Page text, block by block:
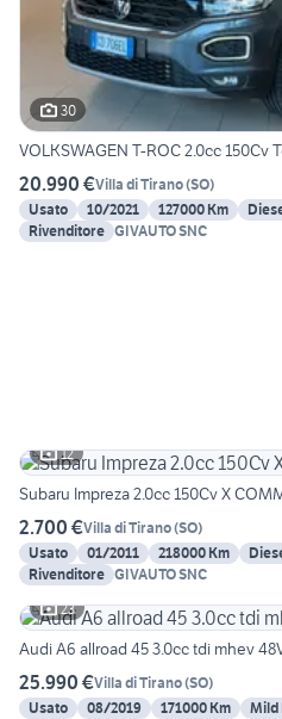
30
VOLKSWAGEN T-ROC 2.0cc 150Cv
20.990 €Villa di Tirano(SO)
Usato
10/2021 127000 Km
Rivenditore GIVAUTO SNC
12
Subaru Impreza 2.0cc 150Cv X
2.700 €Villa di Tirano(SO)
Usato
01/2011 218000 Km
Rivenditore GIVAUTO SNC
23
Audi A6 allroad 45 3.0cc tdi mhev
25.990 €Villa di Tirano(SO)
Usato
08/2019 171000 Km Mild